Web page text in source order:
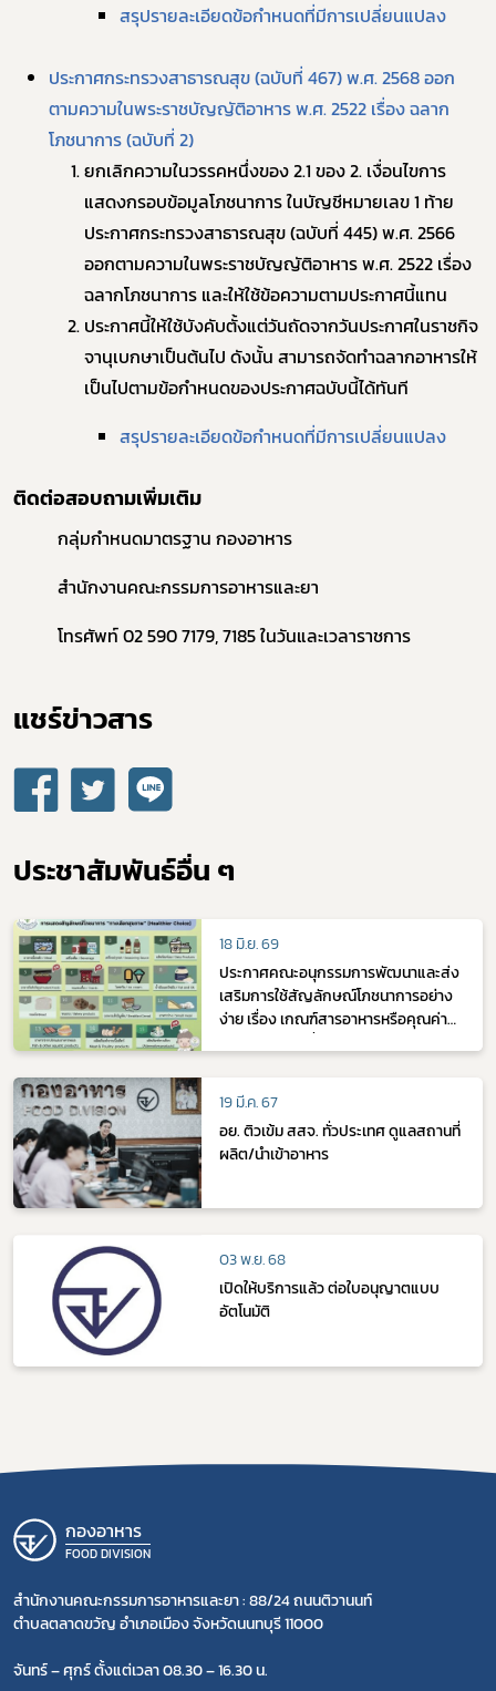
สรุปรายละเอียดข้อกำหนดที่มีการเปลี่ยนแปลง
ประกาศกระทรวงสาธารณสุข (ฉบับที่ 467) พ.ศ. 2568 ออก
ตามความในพระราชบัญญัติอาหาร พ.ศ. 2522 เรื่อง ฉลาก
โภชนาการ (ฉบับที่ 2)
ยกเลิกความในวรรคหนึ่งของ 2.1 ของ 2. เงื่อนไขการ
แสดงกรอบข้อมูลโภชนาการ ในบัญชีหมายเลข 1 ท้าย
ประกาศกระทรวงสาธารณสุข (ฉบับที่ 445) พ.ศ. 2566
ออกตามความในพระราชบัญญัติอาหาร พ.ศ. 2522 เรื่อง
ฉลากโภชนาการ และให้ใช้ข้อความตามประกาศนี้แทน
ประกาศนี้ให้ใช้บังคับตั้งแต่วันถัดจากวันประกาศในราชกิจ
จานุเบกษาเป็นต้นไป ดังนั้น สามารถจัดทำฉลากอาหารให้
เป็นไปตามข้อกำหนดของประกาศฉบับนี้ได้ทันที
สรุปรายละเอียดข้อกำหนดที่มีการเปลี่ยนแปลง
ติดต่อสอบถามเพิ่มเติม
กลุ่มกำหนดมาตรฐาน กองอาหาร
สำนักงานคณะกรรมการอาหารและยา
โทรศัพท์ 02 590 7179, 7185 ในวันและเวลาราชการ
แชร์ข่าวสาร​
ประชาสัมพันธ์อื่น ๆ
18 มิ.ย. 69
ประกาศคณะอนุกรรมการพัฒนาและส่ง
เสริมการใช้สัญลักษณ์โภชนาการอย่าง
ง่าย เรื่อง เกณฑ์สารอาหารหรือคุณค่า
"ทางเลือกสุขภาพ" ในอาหารแต่ละกลุ่ม
(ฉบับที่ 4)
19 มี.ค. 67
อย. ติวเข้ม สสจ. ทั่วประเทศ ดูแลสถานที่
ผลิต/นำเข้าอาหาร
03 พ.ย. 68
เปิดให้บริการแล้ว ต่อใบอนุญาตแบบ
อัตโนมัติ
กองอาหาร
FOOD DIVISION
สำนักงานคณะกรรมการอาหารและยา : 88/24 ถนนติวานนท์
ตำบลตลาดขวัญ อำเภอเมือง จังหวัดนนทบุรี 11000
จันทร์ – ศุกร์ ตั้งแต่เวลา 08.30 – 16.30 น.